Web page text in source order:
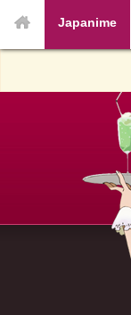
Japanime